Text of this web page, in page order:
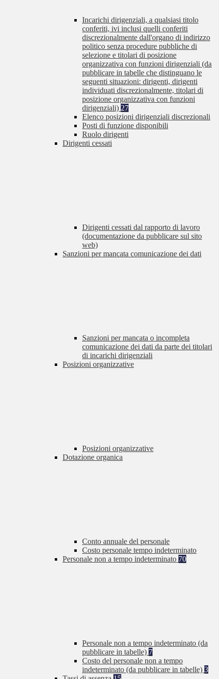
Incarichi dirigenziali, a qualsiasi titolo
conferiti, ivi inclusi quelli conferiti
discrezionalmente dall'organo di indirizzo
politico senza procedure pubbliche di
selezione e titolari di posizione
organizzativa con funzioni dirigenziali (da
pubblicare in tabelle che distinguano le
seguenti situazioni: dirigenti, dirigenti
individuati discrezionalmente, titolari di
posizione organizzativa con funzioni
dirigenziali) 27
Elenco posizioni dirigenziali discrezionali
Posti di funzione disponibili
Ruolo dirigenti
Dirigenti cessati
Dirigenti cessati dal rapporto di lavoro
(documentazione da pubblicare sul sito
web)
Sanzioni per mancata comunicazione dei dati
Sanzioni per mancata o incompleta
comunicazione dei dati da parte dei titolari
di incarichi dirigenziali
Posizioni organizzative
Posizioni organizzative
Dotazione organica
Conto annuale del personale
Costo personale tempo indeterminato
Personale non a tempo indeterminato 70
Personale non a tempo indeterminato (da
pubblicare in tabelle) 7
Costo del personale non a tempo
indeterminato (da pubblicare in tabelle) 3